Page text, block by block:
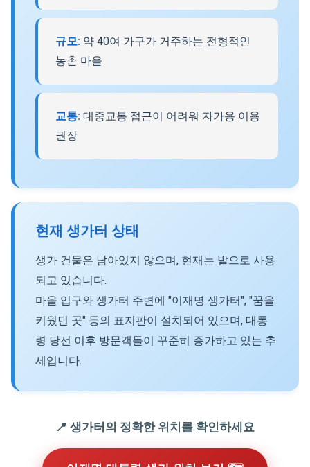
규모: 약 40여 가구가 거주하는 전형적인
농촌 마을
교통: 대중교통 접근이 어려워 자가용 이용
권장
현재 생가터 상태
생가 건물은 남아있지 않으며, 현재는 밭으로 사용
되고 있습니다.
마을 입구와 생가터 주변에 "이재명 생가터", "꿈을
키웠던 곳" 등의 표지판이 설치되어 있으며, 대통
령 당선 이후 방문객들이 꾸준히 증가하고 있는 추
세입니다.
📍 생가터의 정확한 위치를 확인하세요